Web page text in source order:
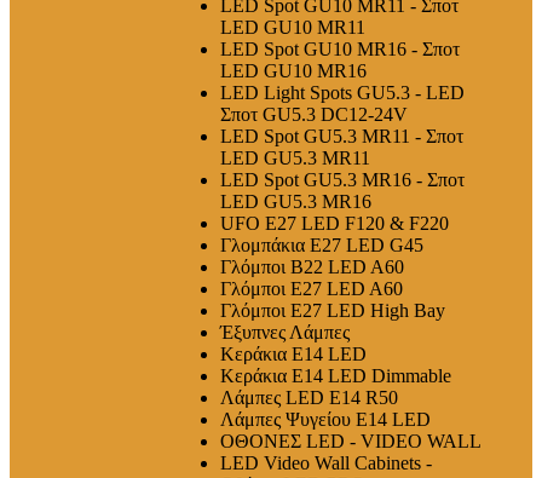
LED Spot GU10 MR11 - Σποτ
LED GU10 MR11
LED Spot GU10 MR16 - Σποτ
LED GU10 MR16
LED Light Spots GU5.3 - LED
Σποτ GU5.3 DC12-24V
LED Spot GU5.3 MR11 - Σποτ
LED GU5.3 MR11
LED Spot GU5.3 MR16 - Σποτ
LED GU5.3 MR16
UFO E27 LED F120 & F220
Γλομπάκια E27 LED G45
Γλόμποι B22 LED A60
Γλόμποι E27 LED A60
Γλόμποι E27 LED High Bay
Έξυπνες Λάμπες
Κεράκια E14 LED
Κεράκια E14 LED Dimmable
Λάμπες LED E14 R50
Λάμπες Ψυγείου E14 LED
ΟΘΟΝΕΣ LED - VIDEO WALL
LED Video Wall Cabinets -